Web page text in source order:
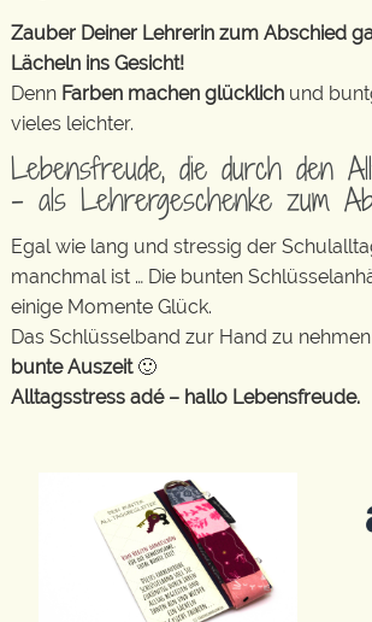
Zauber Deiner Lehrerin zum Abschied
Lächeln ins Gesicht!
Denn Farben machen glücklich und
vieles leichter.
Lebensfreude, die durch den
– als Lehrergeschenke zum
Egal wie lang und stressig der
manchmal ist … Die bunten
einige Momente Glück.
Das Schlüsselband zur Hand zu
bunte Auszeit🙂
Alltagsstress adé – hallo Lebensfreude.